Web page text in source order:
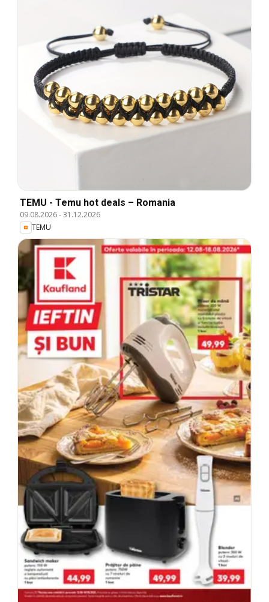
TEMU - Temu hot deals – Romania
09.08.2026-31.12.2026
TEMU